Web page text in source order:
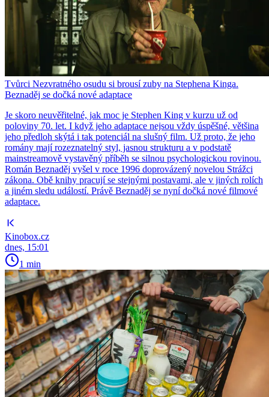
Tvůrci Nezvratného osudu si brousí zuby na Stephena Kinga.
Beznaděj se dočká nové adaptace
Je skoro neuvěřitelné, jak moc je Stephen King v kurzu už od
poloviny 70. let. I když jeho adaptace nejsou vždy úspěšné, většina
jeho předloh skýtá i tak potenciál na slušný film. Už proto, že jeho
romány mají rozeznatelný styl, jasnou strukturu a v podstatě
mainstreamově vystavěný příběh se silnou psychologickou rovinou.
Román Beznaděj vyšel v roce 1996 doprovázený novelou Strážci
zákona. Obě knihy pracují se stejnými postavami, ale v jiných rolích
a jiném sledu událostí. Právě Beznaděj se nyní dočká nové filmové
adaptace.
Kinobox.cz
dnes, 15:01
1 min